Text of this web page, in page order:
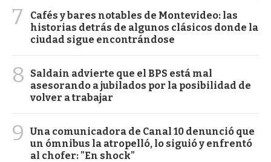
7
Cafés y bares notables de Montevideo: las
historias detrás de algunos clásicos donde la
ciudad sigue encontrándose
8
Saldain advierte que el BPS está mal
asesorando a jubilados por la posibilidad de
volver a trabajar
9
Una comunicadora de Canal 10 denunció que
un ómnibus la atropelló, lo siguió y enfrentó
al chofer: "En shock"